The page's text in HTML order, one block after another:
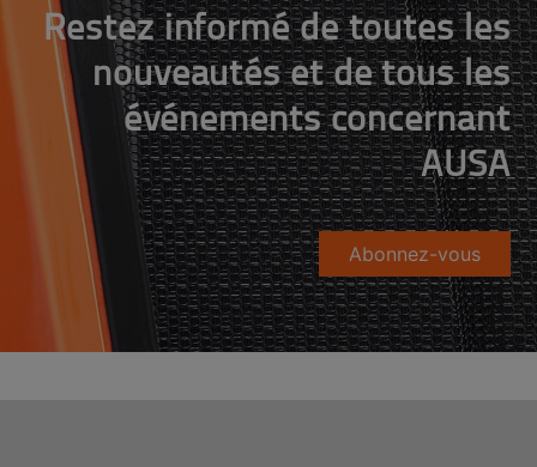
Restez informé de toutes les
nouveautés et de tous les
événements concernant
AUSA
Abonnez-vous